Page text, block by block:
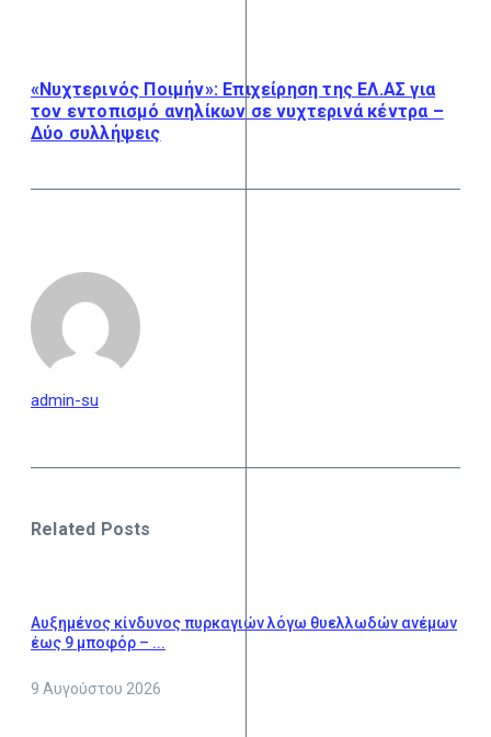
«Νυχτερινός Ποιμήν»: Επιχείρηση της ΕΛ.ΑΣ για
τον εντοπισμό ανηλίκων σε νυχτερινά κέντρα –
Δύο συλλήψεις
admin-su
Related Posts
Αυξημένος κίνδυνος πυρκαγιών λόγω θυελλωδών ανέμων
έως 9 μποφόρ – ...
9 Αυγούστου 2026